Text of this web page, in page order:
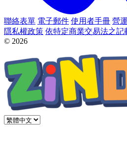
聯絡表單 電子郵件 使用者手冊 營
隱私權政策 依特定商業交易法之記
© 2026